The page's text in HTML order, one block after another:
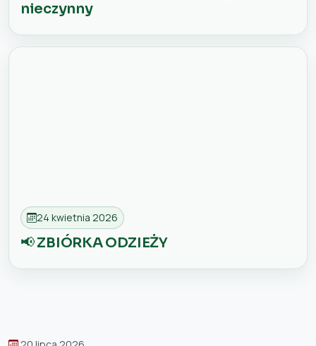
nieczynny
24 kwietnia 2026
📢 ZBIÓRKA ODZIEŻY